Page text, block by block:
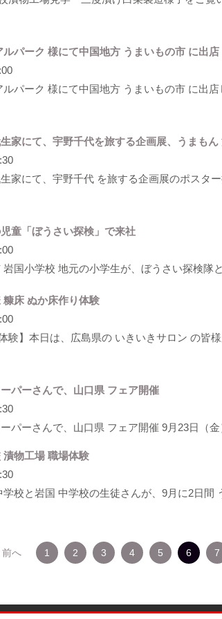
ルパーク 様にて中国地方 うまいもの市 に出店
パーク 様にて中国地方 うまいもの市 に出店
家にて、宇野千代を旅する企画展、うまも
家にて、宇野千代 を旅する企画展のポスター
童「ぼうさい探検」で来社
岩国小学校 地元の小学生が、ぼうさい探検隊
糠床 ぬか床作り体験
験】本日は、広島県の いきいきサロン の皆
パー​さんで、山口県 フェア開催
パー​さんで、山口県 フェア開催 9月23日（金
漬物工場 職場体験
学校と岩国 中学校の生徒さんが、9月に2日間
へ 1 2 3 4 5 6（こ
の
ジ）
7